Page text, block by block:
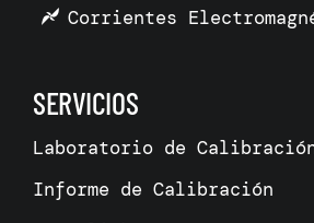
Corrientes
SERVICIOS
Laboratorio de
Informe de Calibración